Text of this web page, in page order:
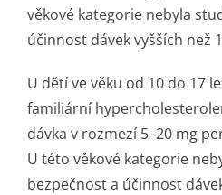
věkové kategorie nebyla
účinnost dávek vyšších než
U dětí ve věku od 10 do 17
familiární
dávka v rozmezí 5–20 mg
U této věkové kategorie
bezpečnost a účinnost